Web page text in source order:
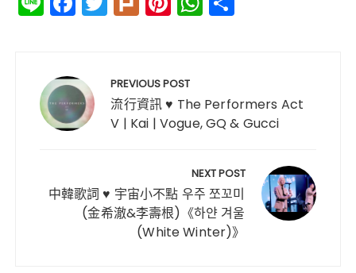
n a
e
b
o
k
w
te
r
ur n
re
st
h
A
p
PREVIOUS POST
流行資訊 ♥ The Performers Act
V | Kai | Vogue, GQ & Gucci
NEXT POST
中韓歌詞 ♥ 宇宙小不點 우주 쪼꼬미
(金希澈&李壽根)《하얀 겨울
(White Winter)》